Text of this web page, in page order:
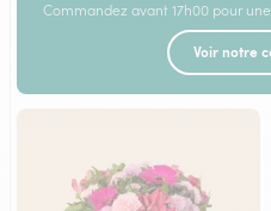
Commandez avant 17h00 pour
Voir notre